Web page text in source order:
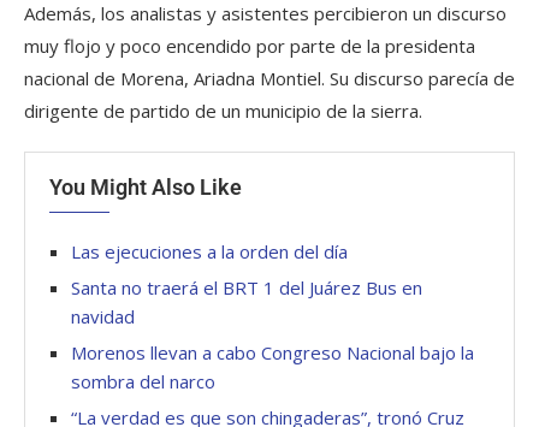
Además, los analistas y asistentes percibieron un discurso
muy flojo y poco encendido por parte de la presidenta
nacional de Morena, Ariadna Montiel. Su discurso parecía de
dirigente de partido de un municipio de la sierra.
You Might Also Like
Las ejecuciones a la orden del día
Santa no traerá el BRT 1 del Juárez Bus en
navidad
Morenos llevan a cabo Congreso Nacional bajo la
sombra del narco
“La verdad es que son chingaderas”, tronó Cruz